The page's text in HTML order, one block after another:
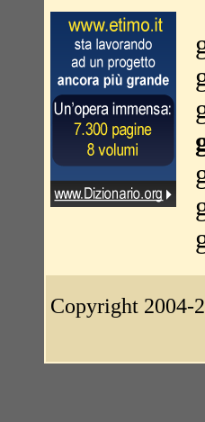
Copyright 2004-